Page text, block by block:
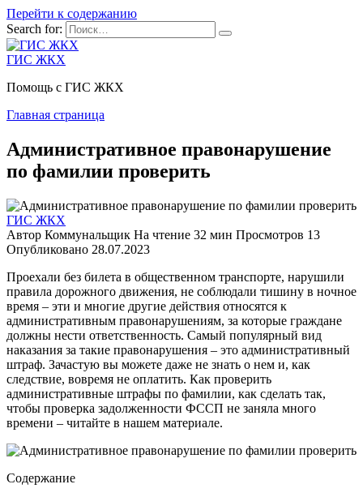
Перейти к содержанию
Search for:
ГИС ЖКХ
Помощь с ГИС ЖКХ
Главная страница
Административное правонарушение
по фамилии проверить
ГИС ЖКХ
Автор Коммунальщик На чтение 32 мин Просмотров 13
Опубликовано 28.07.2023
Проехали без билета в общественном транспорте, нарушили
правила дорожного движения, не соблюдали тишину в ночное
время – эти и многие другие действия относятся к
административным правонарушениям, за которые граждане
должны нести ответственность. Самый популярный вид
наказания за такие правонарушения – это административный
штраф. Зачастую вы можете даже не знать о нем и, как
следствие, вовремя не оплатить. Как проверить
административные штрафы по фамилии, как сделать так,
чтобы проверка задолженности ФССП не заняла много
времени – читайте в нашем материале.
Содержание